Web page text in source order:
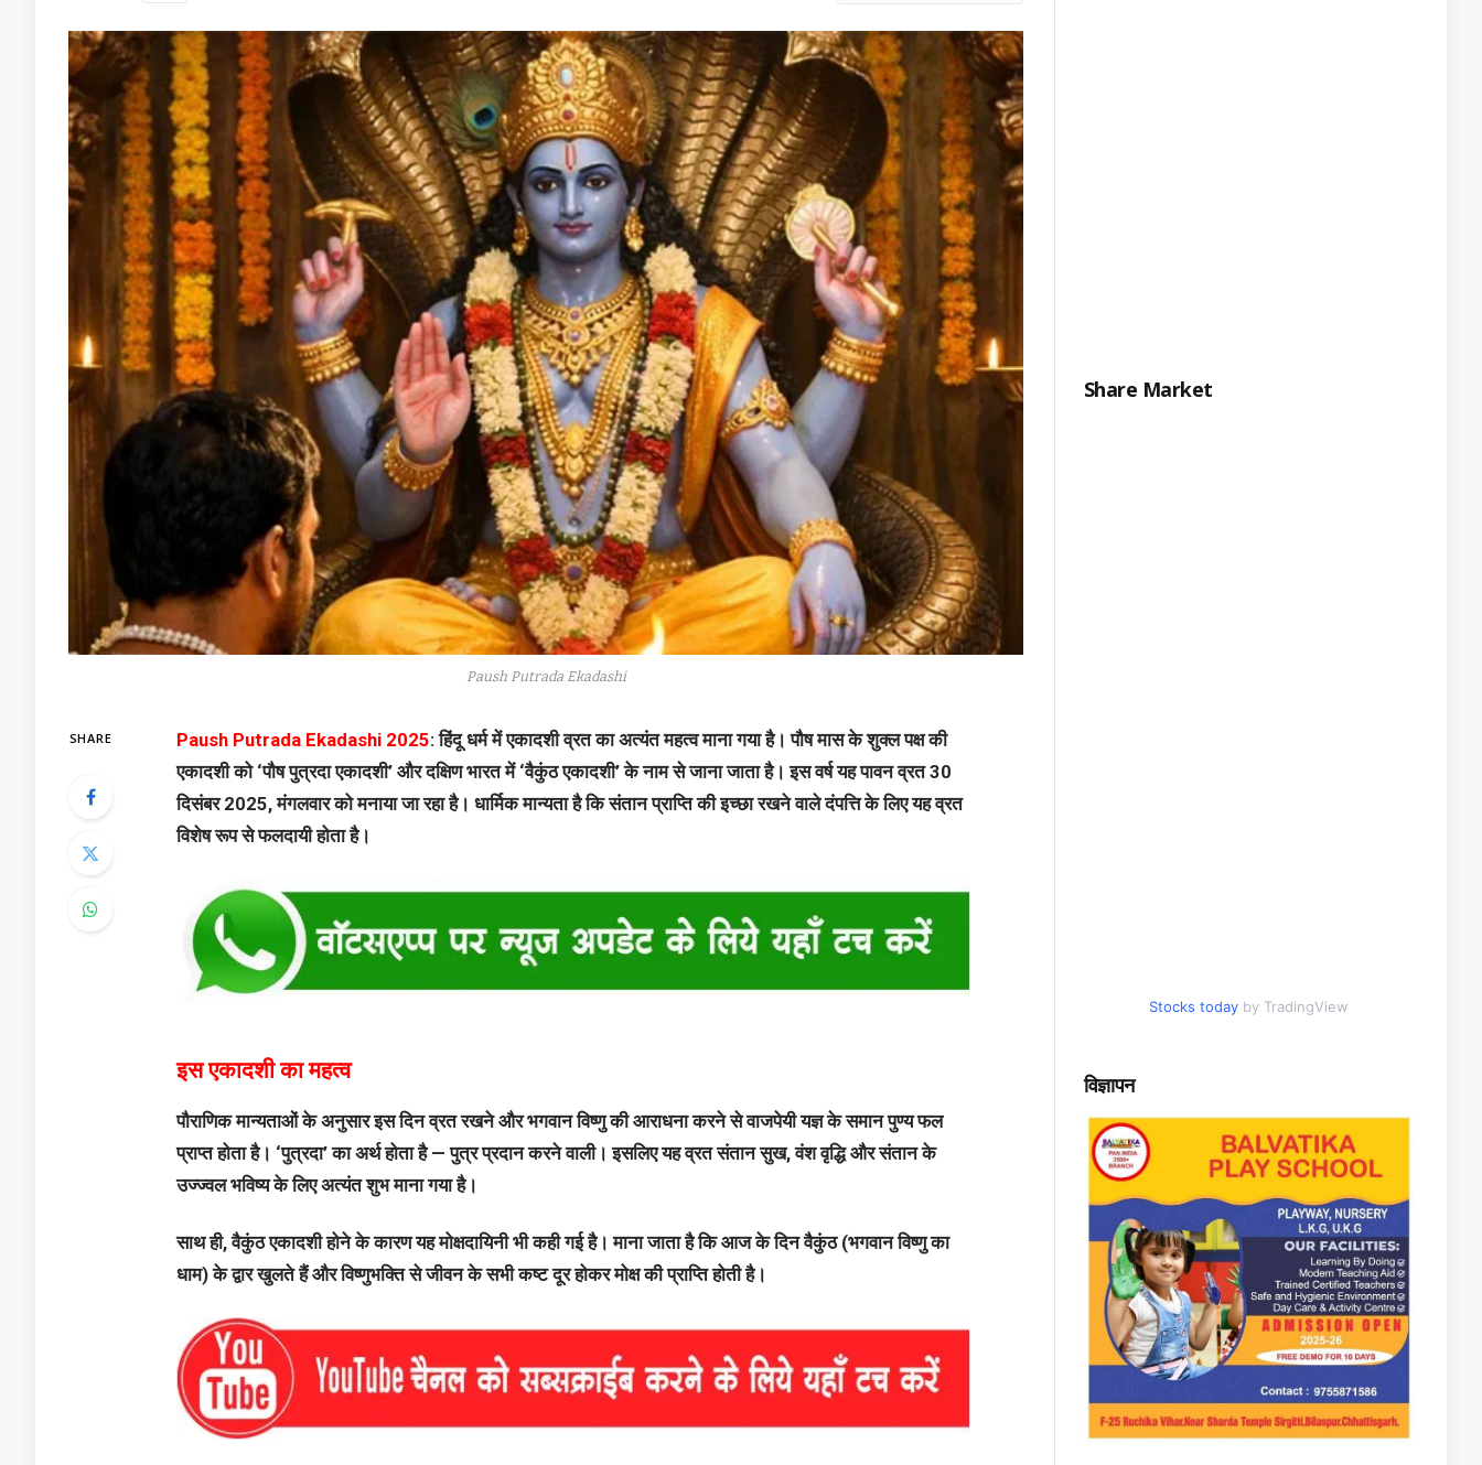
Paush Putrada Ekadashi
SHARE Paush Putrada Ekadashi 2025: हिंदू धर्म में एकादशी व्रत का अत्यंत महत्व माना गया है। पौष मास के शुक्ल पक्ष की
एकादशी को ‘पौष पुत्रदा एकादशी’ और दक्षिण भारत में ‘वैकुंठ एकादशी’ के नाम से जाना जाता है। इस वर्ष यह पावन व्रत 30
दिसंबर 2025, मंगलवार को मनाया जा रहा है। धार्मिक मान्यता है कि संतान प्राप्ति की इच्छा रखने वाले दंपत्ति के लिए यह व्रत
विशेष रूप से फलदायी होता है।
इस एकादशी का महत्व
पौराणिक मान्यताओं के अनुसार इस दिन व्रत रखने और भगवान विष्णु की आराधना करने से वाजपेयी यज्ञ के समान पुण्य फल
प्राप्त होता है। ‘पुत्रदा’ का अर्थ होता है — पुत्र प्रदान करने वाली। इसलिए यह व्रत संतान सुख, वंश वृद्धि और संतान के
उज्ज्वल भविष्य के लिए अत्यंत शुभ माना गया है।
साथ ही, वैकुंठ एकादशी होने के कारण यह मोक्षदायिनी भी कही गई है। माना जाता है कि आज के दिन वैकुंठ (भगवान विष्णु का
धाम) के द्वार खुलते हैं और विष्णुभक्ति से जीवन के सभी कष्ट दूर होकर मोक्ष की प्राप्ति होती है।
Share Market
Stocks today by TradingView
विज्ञापन